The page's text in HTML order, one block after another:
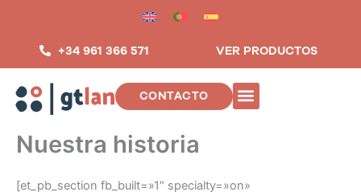
contenido
+34 961 366 571 VER PRODUCTOS
CONTACTO
Nuestra historia
[et_pb_section fb_built=»1″ specialty=»on»